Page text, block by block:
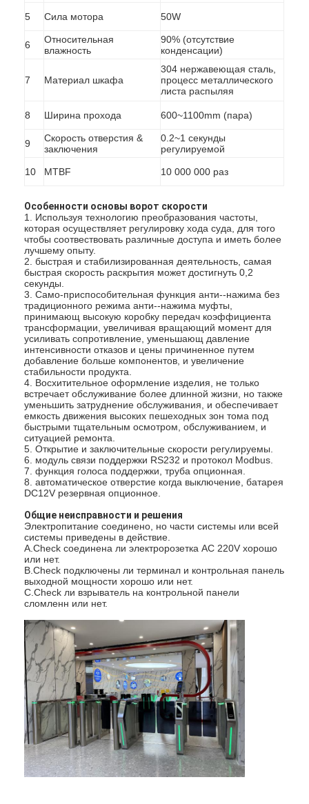
Домой
Продукты
Видеозаписи
О нас
Экскурсия по заводу
Контроль качества
Новости
Случаи
Поговорите сейчас
5 Сила мотора 50W
6
Относительная
влажность
90% (отсутствие
конденсации)
7 Материал шкафа
304 нержавеющая сталь,
процесс металлического
листа распыляя
8 Ширина прохода 600~1100mm (пара)
9
Скорость отверстия &
заключения
0.2~1 секунды
регулируемой
10 MTBF 10 000 000 раз
Особенности основы ворот скорости
1. Используя технологию преобразования частоты,
которая осуществляет регулировку хода суда, для того
чтобы соотвествовать различные доступа и иметь более
лучшему опыту.
2. быстрая и стабилизированная деятельность, самая
быстрая скорость раскрытия может достигнуть 0,2
секунды.
3. Само-приспособительная функция анти--нажима без
традиционного режима анти--нажима муфты,
принимающ высокую коробку передач коэффициента
трансформации, увеличивая вращающий момент для
усиливать сопротивление, уменьшающ давление
интенсивности отказов и цены причиненное путем
добавление больше компонентов, и увеличение
стабильности продукта.
4. Восхитительное оформление изделия, не только
встречает обслуживание более длинной жизни, но также
уменьшить затруднение обслуживания, и обеспечивает
емкость движения высоких пешеходных зон тома под
быстрыми тщательным осмотром, обслуживанием, и
ситуацией ремонта.
5. Открытие и заключительные скорости регулируемы.
6. модуль связи поддержки RS232 и протокол Modbus.
7. функция голоса поддержки, труба опционная.
8. автоматическое отверстие когда выключение, батарея
DC12V резервная опционное.
Общие неисправности и решения
Электропитание соединено, но части системы или всей
системы приведены в действие.
A.Check соединена ли электророзетка AC 220V хорошо
или нет.
B.Check подключены ли терминал и контрольная панель
выходной мощности хорошо или нет.
C.Check ли взрыватель на контрольной панели
сломленн или нет.